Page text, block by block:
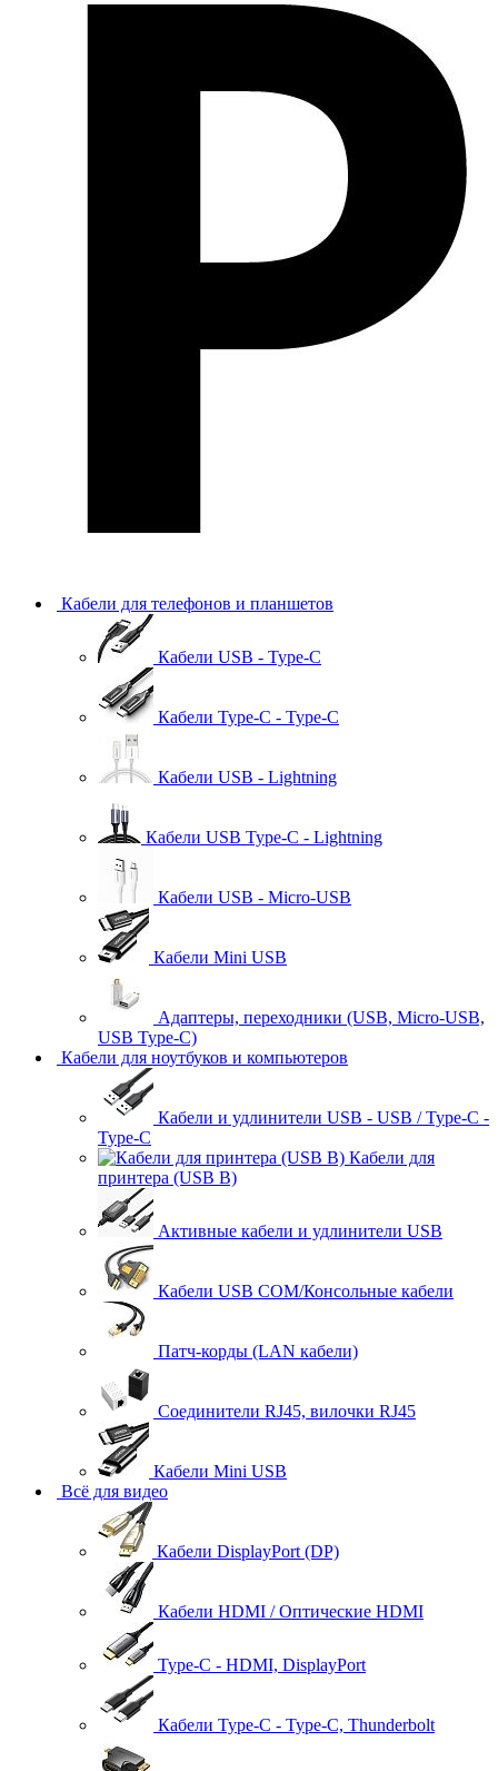
Кабели для телефонов и планшетов
Кабели USB - Type-C
Кабели Type-C - Type-C
Кабели USB - Lightning
Кабели USB Type-C - Lightning
Кабели USB - Micro-USB
Кабели Mini USB
Адаптеры, переходники (USB, Micro-USB,
USB Type-C)
Кабели для ноутбуков и компьютеров
Кабели и удлинители USB - USB / Type-C -
Type-C
Кабели для
принтера (USB B)
Активные кабели и удлинители USB
Кабели USB COM/Консольные кабели
Патч-корды (LAN кабели)
Соединители RJ45, вилочки RJ45
Кабели Mini USB
Всё для видео
Кабели DisplayPort (DP)
Кабели HDMI / Оптические HDMI
Type-C - HDMI, DisplayPort
Кабели Type-C - Type-C, Thunderbolt